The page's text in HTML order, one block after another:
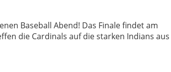
Baseball Abend! Das Finale findet am
die Cardinals auf die starken Indians aus